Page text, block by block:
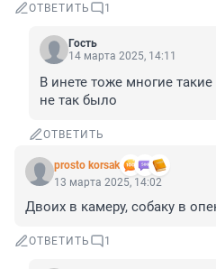
ОТВЕТИТЬ 1
Гость
14 марта 2025, 14:11
В инете тоже многие
не так было
ОТВЕТИТЬ
prosto korsak
13 марта 2025, 14:02
Двоих в камеру, собаку в
ОТВЕТИТЬ 1